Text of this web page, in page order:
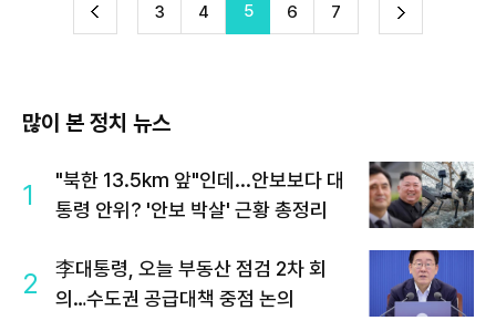
이 3 4 5 6 7 다
많이 본 정치 뉴스
1
"북한 13.5km 앞"인데...안보보다 대
통령 안위? '안보 박살' 근황 총정리
2
李대통령, 오늘 부동산 점검 2차 회
의…수도권 공급대책 중점 논의